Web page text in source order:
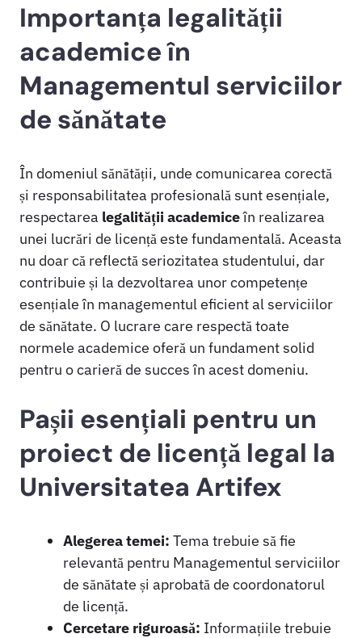
Importanța legalității
academice în
Managementul serviciilor
de sănătate
În domeniul sănătății, unde comunicarea corectă
și responsabilitatea profesională sunt esențiale,
respectarea legalității academiceîn realizarea
unei lucrări de licență este fundamentală. Aceasta
nu doar că reflectă seriozitatea studentului, dar
contribuie și la dezvoltarea unor competențe
esențiale în managementul eficient al serviciilor
de sănătate. O lucrare care respectă toate
normele academice oferă un fundament solid
pentru o carieră de succes în acest domeniu.
Pașii esențiali pentru un
proiect de licență legal la
Universitatea Artifex
Alegerea temei: Tema trebuie să fie
relevantă pentru Managementul serviciilor
de sănătate și aprobată de coordonatorul
de licență.
Cercetare riguroasă: Informațiile trebuie